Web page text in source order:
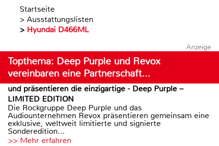
Startseite
> Ausstattungslisten
> Hyundai D466ML
Anzeige
Topthema: Deep Purple und Revox
vereinbaren eine Partnerschaft…
und präsentieren die einzigartige - Deep Purple –
LIMITED EDITION
Die Rockgruppe Deep Purple und das
Audiounternehmen Revox präsentieren gemeinsam eine
exklusive, weltweit limitierte und signierte
Sonderedition...
>> Mehr erfahren